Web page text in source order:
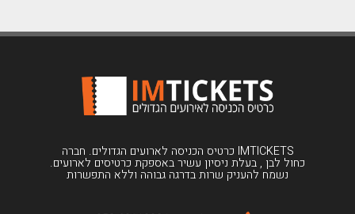
IMTICKETS כרטיס הכניסה לארועים הגדולים. חברה
כחול לבן , בעלת ניסיון עשיר באספקת כרטיסים לארועים.
נשמח להעניק שרות בדרגה גבוהה וללא התפשרות